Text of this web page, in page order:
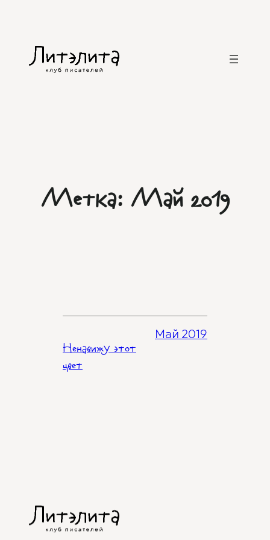
содержимому
Метка: Май 2019
Ненавижу этот
цвет
Май 2019